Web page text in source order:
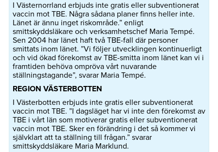
I Västernorrland erbjuds inte gratis eller subventionerat
vaccin mot TBE. Några sådana planer finns heller inte.
Länet är ännu inget riskområde.” enligt
smittskyddsläkare och verksamhetschef Maria Tempé.
Sen 2004 har länet haft två TBE-fall där personer
smittats inom länet. ”Vi följer utvecklingen kontinuerligt
och vid ökad förekomst av TBE-smitta inom länet kan vi i
framtiden behöva ompröva vårt nuvarande
ställningstagande”, svarar Maria Tempé.
REGION VÄSTERBOTTEN
I Västerbotten erbjuds inte gratis eller subventionerat
vaccin mot TBE. ”I dagsläget har vi inte den förekomst av
TBE i vårt län som motiverar gratis eller subventionerat
vaccin mot TBE. Sker en förändring i det så kommer vi
självklart att ta ställning till frågan.” svarar
smittskyddsläkare Maria Marklund.